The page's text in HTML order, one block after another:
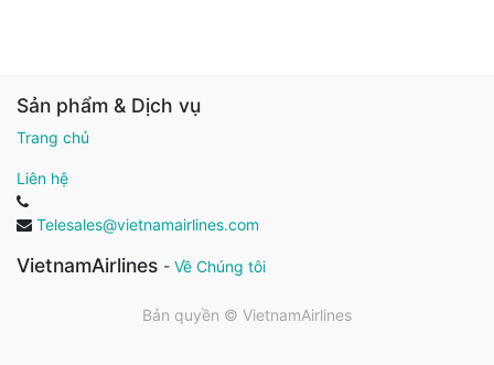
Sản phẩm & Dịch vụ
Trang chủ
Liên hệ
Telesales@vietnamairlines.com
VietnamAirlines - Về Chúng tôi
Bản quyền © VietnamAirlines